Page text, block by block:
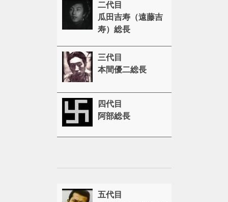
二代目
瓜田吉寿（遠藤吉
寿）総長
三代目
本間優二総長
四代目
阿部総長
五代目